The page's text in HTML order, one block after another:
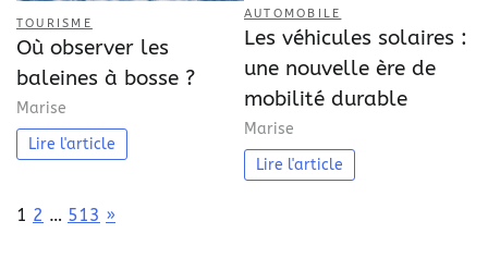
TOURISME
Où observer les
baleines à bosse ?
Marise
Lire l'article
AUTOMOBILE
Les véhicules solaires :
une nouvelle ère de
mobilité durable
Marise
Lire l'article
Page:
1 2 … 513 Next
»